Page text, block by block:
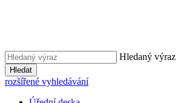
Hledaný výraz
Hledat
rozšířené vyhledávání